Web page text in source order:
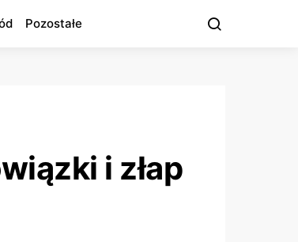
Pozostałe
i złap